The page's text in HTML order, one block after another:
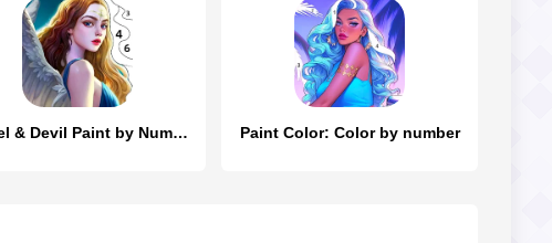
Angel & Devil Paint by Number Paint Color: Color by number